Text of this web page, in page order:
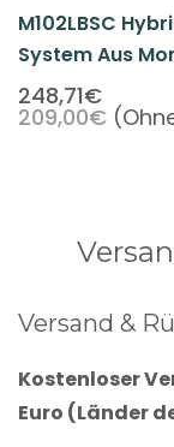
M102LBSC
System Aus
Rand Und
Lace-Front
248,71€
209,00€
Versand &
Kostenloser
Euro (Länder